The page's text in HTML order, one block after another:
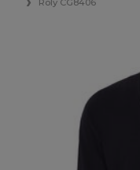
Roly CG8406